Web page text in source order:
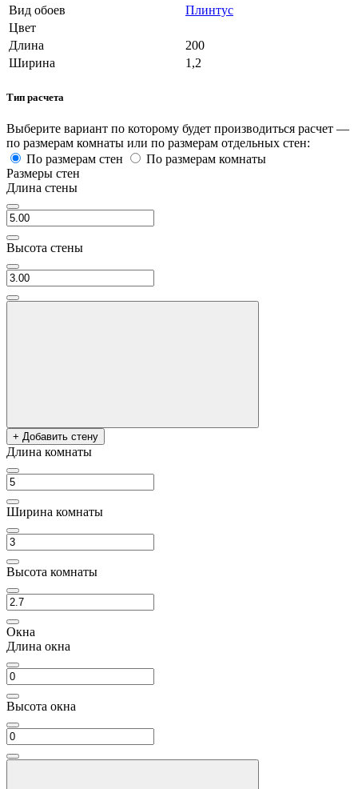
Вид обоев
Плинтус
Цвет
Длина
200
Ширина
1,2
Тип расчета
Выберите вариант по которому будет производиться расчет —
по размерам комнаты или по размерам отдельных стен:
По размерам стен
По размерам комнаты
Размеры стен
Длина стены
Высота стены
+ Добавить стену
Длина комнаты
Ширина комнаты
Высота комнаты
Окна
Длина окна
Высота окна